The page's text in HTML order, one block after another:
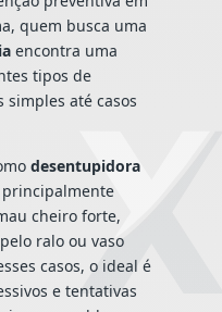
quem busca uma
encontra uma
tipos de
até casos
desentupidora
cheiro forte,
ralo ou vaso
casos, o ideal é
e tentativas